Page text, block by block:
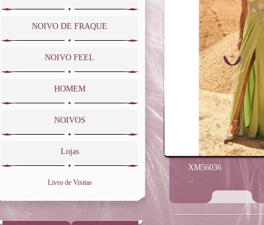
NOIVO DE FRAQUE
NOIVO FEEL
HOMEM
NOIVOS
Lojas
Livro de Visitas
XM56036
...